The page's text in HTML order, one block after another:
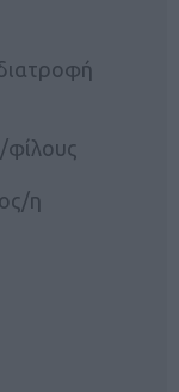
φίλους
η